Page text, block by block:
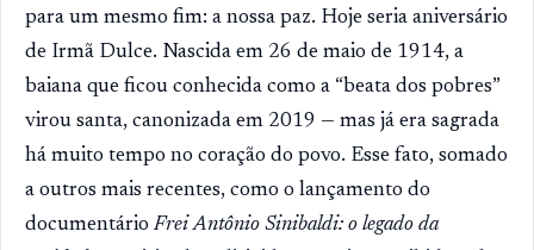
para um mesmo fim: a nossa paz. Hoje seria aniversário
de Irmã Dulce. Nascida em 26 de maio de 1914, a
baiana que ficou conhecida como a “beata dos pobres”
virou santa, canonizada em 2019 — mas já era sagrada
há muito tempo no coração do povo. Esse fato, somado
a outros mais recentes, como o lançamento do
documentárioFrei Antônio Sinibaldi: o legado da